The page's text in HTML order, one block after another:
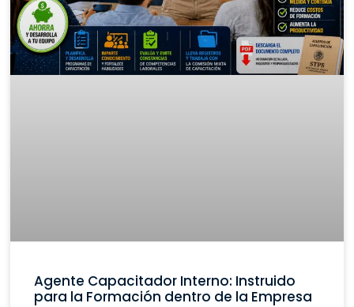
Agente Capacitador Interno: Instruido
para la Formación dentro de la Empresa